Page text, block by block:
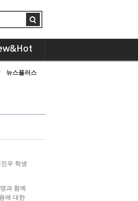
민
뉴스플러스
우 학생
과 함께
에 대한